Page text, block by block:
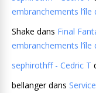
embranchements l’île
Shake dans Final
embranchements l’île
sephirothff - Cedric T
bellangerdans